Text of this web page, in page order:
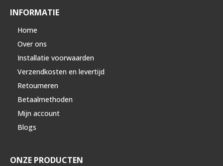
INFORMATIE
Home
Over ons
Installatie voorwaarden
Verzendkosten en levertijd
Retourneren
Betaalmethoden
Mijn account
Blogs
ONZE PRODUCTEN